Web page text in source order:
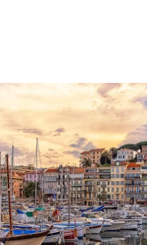
Aby
odrzutowcami na